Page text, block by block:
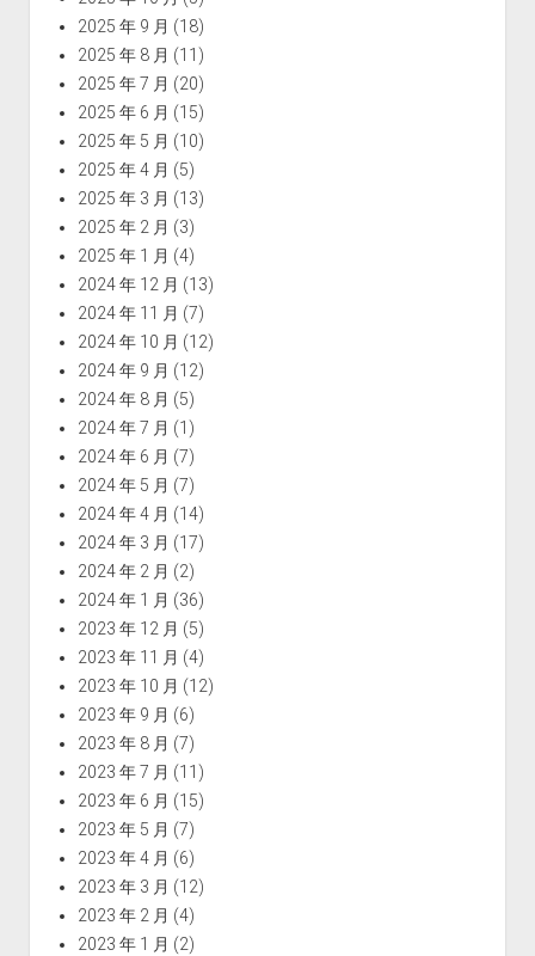
2025 年 9 月 (18)
2025 年 8 月 (11)
2025 年 7 月 (20)
2025 年 6 月 (15)
2025 年 5 月 (10)
2025 年 4 月 (5)
2025 年 3 月 (13)
2025 年 2 月 (3)
2025 年 1 月 (4)
2024 年 12 月 (13)
2024 年 11 月 (7)
2024 年 10 月 (12)
2024 年 9 月 (12)
2024 年 8 月 (5)
2024 年 7 月 (1)
2024 年 6 月 (7)
2024 年 5 月 (7)
2024 年 4 月 (14)
2024 年 3 月 (17)
2024 年 2 月 (2)
2024 年 1 月 (36)
2023 年 12 月 (5)
2023 年 11 月 (4)
2023 年 10 月 (12)
2023 年 9 月 (6)
2023 年 8 月 (7)
2023 年 7 月 (11)
2023 年 6 月 (15)
2023 年 5 月 (7)
2023 年 4 月 (6)
2023 年 3 月 (12)
2023 年 2 月 (4)
2023 年 1 月 (2)